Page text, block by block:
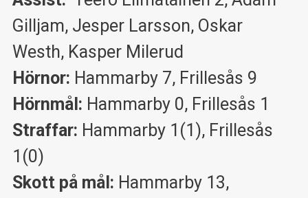
Gilljam, Jesper Larsson, Oskar
Westh, Kasper Milerud
Hörnor: Hammarby 7, Frillesås 9
Hörnmål: Hammarby 0, Frillesås 1
Straffar: Hammarby 1(1), Frillesås
1(0)
Skott på mål: Hammarby 13,